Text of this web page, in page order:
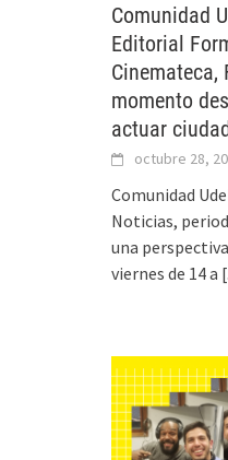
Comunidad
Editorial
Cinemateca,
momento
actuar
octubre 28,
Comunidad
Noticias,
una
viernes de 14 a